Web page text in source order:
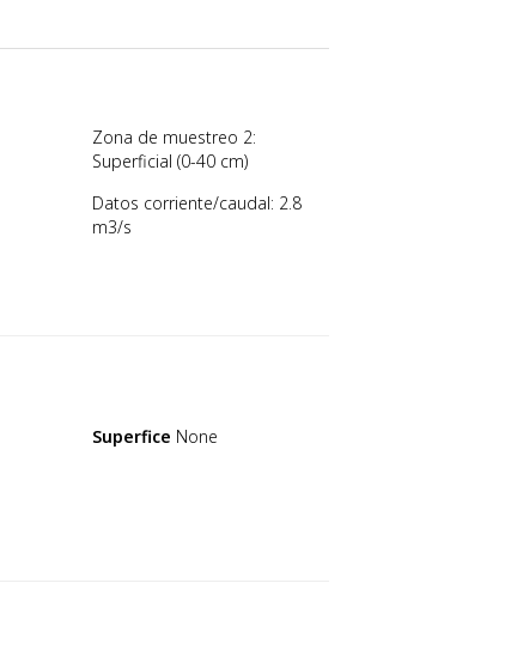
Zona de muestreo 2:
Superficial (0-40 cm)
Datos corriente/caudal: 2.8
m3/s
Superfice None